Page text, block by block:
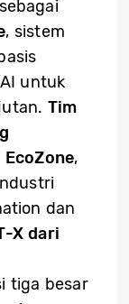
, sistem
untuk
Tim
EcoZone,
dan
X dari
tiga besar